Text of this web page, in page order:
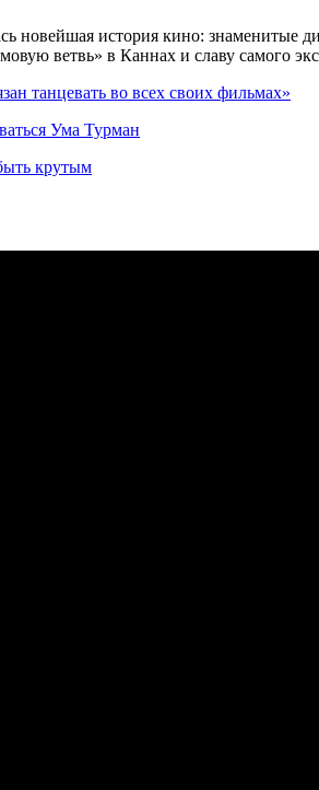
новейшая история кино: знаменитые
ветвь» в Каннах и славу самого
танцевать во всех своих фильмах»
Ума Турман
крутым